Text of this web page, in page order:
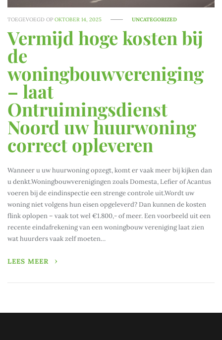
TOEGEVOEGD OPOKTOBER 14, 2025 UNCATEGORIZED
Vermijd hoge kosten bij
de
woningbouwvereniging
– laat
Ontruimingsdienst
Noord uw huurwoning
correct opleveren
Wanneer u uw huurwoning opzegt, komt er vaak meer bij kijken dan
u denkt.Woningbouwverenigingen zoals Domesta, Lefier of Acantus
voeren bij de eindinspectie een strenge controle uit.Wordt uw
woning niet volgens hun eisen opgeleverd? Dan kunnen de kosten
flink oplopen – vaak tot wel €1.800,- of meer. Een voorbeeld uit een
recente eindafrekening van een woningbouw vereniging laat zien
wat huurders vaak zelf moeten…
LEES MEER